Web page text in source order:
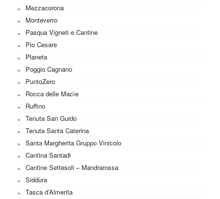
Mezzacorona
Monteverro
Pasqua Vigneti e Cantine
Pio Cesare
Planeta
Poggio Cagnano
PuntoZero
Rocca delle Macìe
Ruffino
Tenuta San Guido
Tenuta Santa Caterina
Santa Margherita Gruppo Vinicolo
Cantina Santadi
Cantine Settesoli – Mandrarossa
Siddùra
Tasca d’Almerita